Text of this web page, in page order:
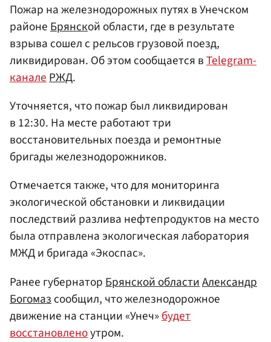
Пожар на железнодорожных путях в Унечском
районеБрянской области, где в результате
взрыва сошел с рельсов грузовой поезд,
ликвидирован. Об этом сообщается вTelegram-
каналеРЖД.
Уточняется, что пожар был ликвидирован
в 12:30. На месте работают три
восстановительных поезда и ремонтные
бригады железнодорожников.
Отмечается также, что для мониторинга
экологической обстановки и ликвидации
последствий разлива нефтепродуктов на место
была отправлена экологическая лаборатория
МЖД и бригада «Экоспас».
Ранее губернатор Брянской областиАлександр
Богомаз сообщил, что железнодорожное
движение на станции «Унеч»будет
восстановленоутром.